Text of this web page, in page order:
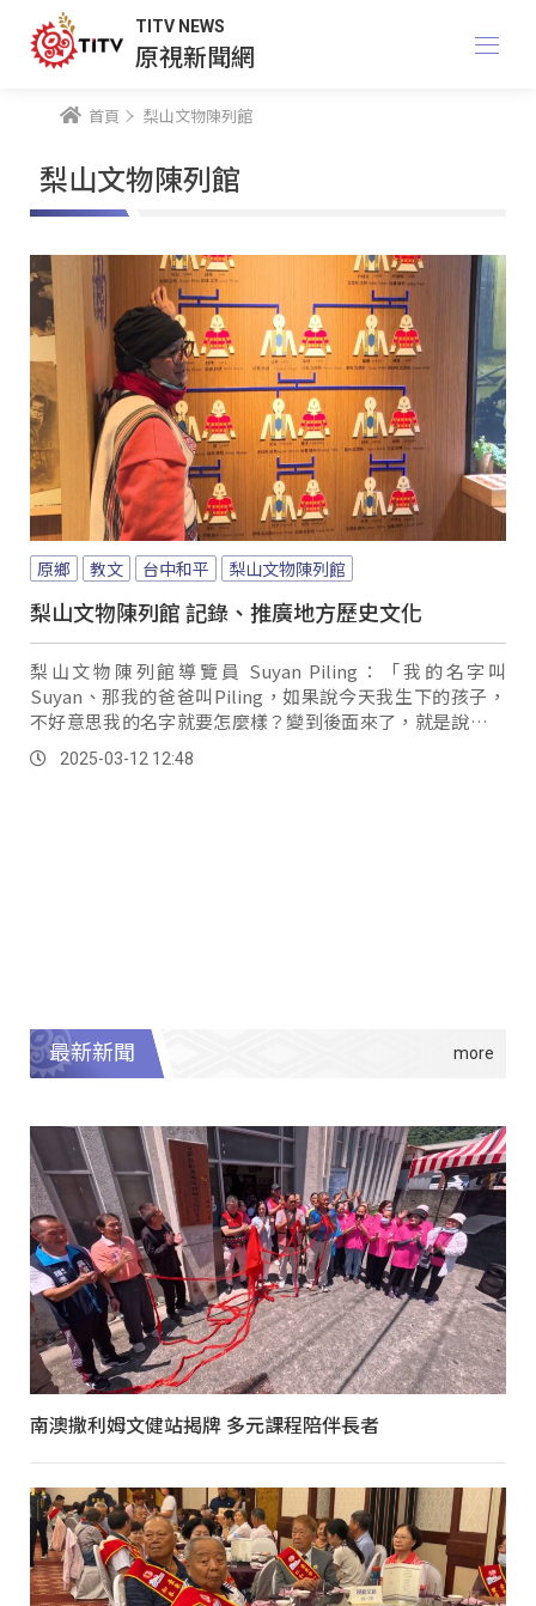
TITV NEWS
原視新聞網
首頁 梨山文物陳列館
梨山文物陳列館
原鄉 教文 台中和平 梨山文物陳列館
梨山文物陳列館 記錄、推廣地方歷史文化
梨山文物陳列館導覽員 Suyan Piling：「我的名字叫
Suyan、那我的爸爸叫Piling，如果說今天我生下的孩子，
不好意思我的名字就要怎麼樣？變到後面來了，就是說他是
Suyan、就是我的孩子的意思。
2025-03-12 12:48
最新新聞
南澳撒利姆文健站揭牌 多元課程陪伴長者